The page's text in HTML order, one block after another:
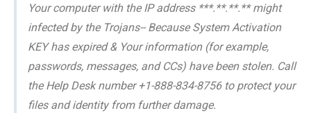
Your computer with the IP address ***.**.**.** might
infected by the Trojans-- Because System Activation
KEY has expired & Your information (for example,
passwords, messages, and CCs) have been stolen. Call
the Help Desk number +1-888-834-8756 to protect your
files and identity from further damage.